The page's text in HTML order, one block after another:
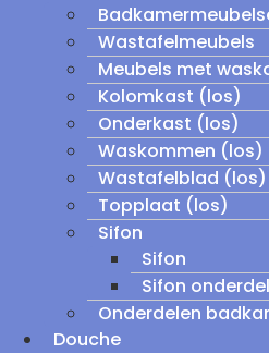
Wastafelmeubels
Meubels met
Kolomkast (los)
Onderkast (los)
Waskommen (los)
Wastafelblad (los)
Topplaat (los)
Sifon
Sifon
Sifon
Onderdelen
Douche